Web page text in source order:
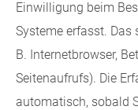
Einwilligung beim
Systeme erfasst. Das
B. Internetbrowser,
Seitenaufrufs). Die
automatisch, sobald